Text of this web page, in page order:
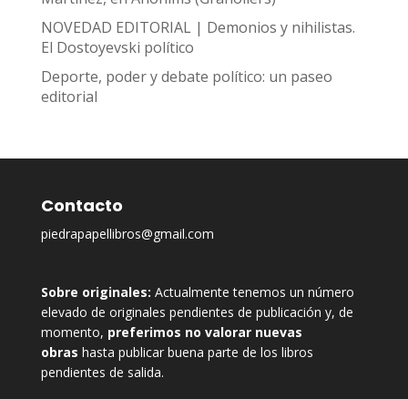
NOVEDAD EDITORIAL | Demonios y nihilistas.
El Dostoyevski político
Deporte, poder y debate político: un paseo
editorial
Contacto
piedrapapellibros@gmail.com
Sobre originales: Actualmente tenemos un número
elevado de originales pendientes de publicación y, de
momento, preferimos no valorar nuevas
obras hasta publicar buena parte de los libros
pendientes de salida.